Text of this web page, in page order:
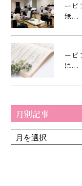
ーピ
無...
ーピ
は...
月別記事